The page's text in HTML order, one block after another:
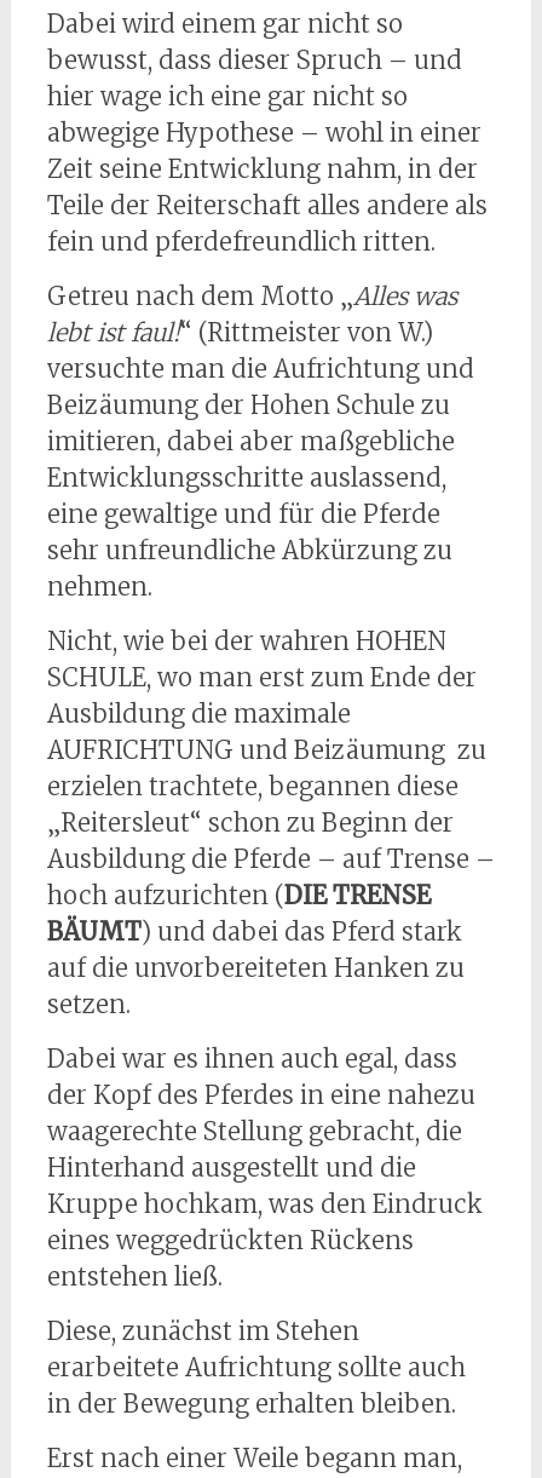
Dabei wird einem gar nicht so
bewusst, dass dieser Spruch – und
hier wage ich eine gar nicht so
abwegige Hypothese – wohl in einer
Zeit seine Entwicklung nahm, in der
Teile der Reiterschaft alles andere als
fein und pferdefreundlich ritten.
Getreu nach dem Motto „Alles was
lebt ist faul!“ (Rittmeister von W.)
versuchte man die Aufrichtung und
Beizäumung der Hohen Schule zu
imitieren, dabei aber maßgebliche
Entwicklungsschritte auslassend,
eine gewaltige und für die Pferde
sehr unfreundliche Abkürzung zu
nehmen.
Nicht, wie bei der wahren HOHEN
SCHULE, wo man erst zum Ende der
Ausbildung die maximale
AUFRICHTUNG und Beizäumung zu
erzielen trachtete, begannen diese
„Reitersleut“ schon zu Beginn der
Ausbildung die Pferde – auf Trense –
hoch aufzurichten (DIE TRENSE
BÄUMT) und dabei das Pferd stark
auf die unvorbereiteten Hanken zu
setzen.
Dabei war es ihnen auch egal, dass
der Kopf des Pferdes in eine nahezu
waagerechte Stellung gebracht, die
Hinterhand ausgestellt und die
Kruppe hochkam, was den Eindruck
eines weggedrückten Rückens
entstehen ließ.
Diese, zunächst im Stehen
erarbeitete Aufrichtung sollte auch
in der Bewegung erhalten bleiben.
Erst nach einer Weile begann man,